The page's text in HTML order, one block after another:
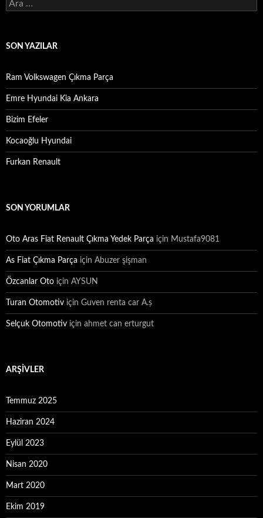
Arama:
SON YAZILAR
Ram Volkswagen Çıkma Parça
Emre Hyundai Kia Ankara
Bizim Efeler
Kocaoğlu Hyundai
Furkan Renault
SON YORUMLAR
Oto Aras Fiat Renault Çıkma Yedek Parça için Mustafa9081
As Fiat Çıkma Parça için Abuzer şişman
Özcanlar Oto için AYSUN
Turan Otomotiv için Guven renta car A.ș
Selçuk Otomotiv için ahmet can erturgut
ARŞIVLER
Temmuz 2025
Haziran 2024
Eylül 2023
Nisan 2020
Mart 2020
Ekim 2019